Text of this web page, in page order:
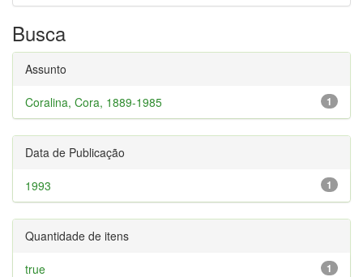
Busca
Assunto
1
Coralina, Cora, 1889-1985
Data de Publicação
1
1993
Quantidade de itens
1
true